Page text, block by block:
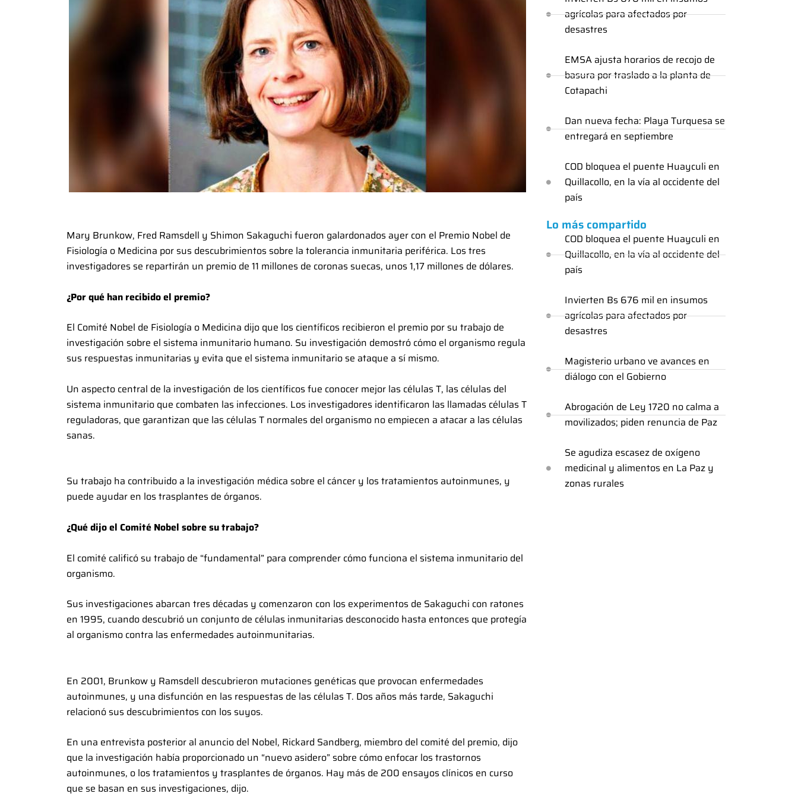
Mary Brunkow, Fred Ramsdell y Shimon Sakaguchi fueron galardonados ayer con el Premio Nobel de
Fisiología o Medicina por sus descubrimientos sobre la tolerancia inmunitaria periférica. Los tres
investigadores se repartirán un premio de 11 millones de coronas suecas, unos 1,17 millones de dólares.
¿Por qué han recibido el premio?
El Comité Nobel de Fisiología o Medicina dijo que los científicos recibieron el premio por su trabajo de
investigación sobre el sistema inmunitario humano. Su investigación demostró cómo el organismo regula
sus respuestas inmunitarias y evita que el sistema inmunitario se ataque a sí mismo.
Un aspecto central de la investigación de los científicos fue conocer mejor las células T, las células del
sistema inmunitario que combaten las infecciones. Los investigadores identificaron las llamadas células T
reguladoras, que garantizan que las células T normales del organismo no empiecen a atacar a las células
sanas.
Su trabajo ha contribuido a la investigación médica sobre el cáncer y los tratamientos autoinmunes, y
puede ayudar en los trasplantes de órganos.
¿Qué dijo el Comité Nobel sobre su trabajo?
El comité calificó su trabajo de “fundamental” para comprender cómo funciona el sistema inmunitario del
organismo.
Sus investigaciones abarcan tres décadas y comenzaron con los experimentos de Sakaguchi con ratones
en 1995, cuando descubrió un conjunto de células inmunitarias desconocido hasta entonces que protegía
al organismo contra las enfermedades autoinmunitarias.
En 2001, Brunkow y Ramsdell descubrieron mutaciones genéticas que provocan enfermedades
autoinmunes, y una disfunción en las respuestas de las células T. Dos años más tarde, Sakaguchi
relacionó sus descubrimientos con los suyos.
En una entrevista posterior al anuncio del Nobel, Rickard Sandberg, miembro del comité del premio, dijo
que la investigación había proporcionado un “nuevo asidero” sobre cómo enfocar los trastornos
autoinmunes, o los tratamientos y trasplantes de órganos. Hay más de 200 ensayos clínicos en curso
que se basan en sus investigaciones, dijo.
agrícolas para afectados por
desastres
EMSA ajusta horarios de recojo de
basura por traslado a la planta de
Cotapachi
Dan nueva fecha: Playa Turquesa se
entregará en septiembre
COD bloquea el puente Huayculi en
Quillacollo, en la vía al occidente del
país
Lo más compartido
COD bloquea el puente Huayculi en
Quillacollo, en la vía al occidente del
país
Invierten Bs 676 mil en insumos
agrícolas para afectados por
desastres
Magisterio urbano ve avances en
diálogo con el Gobierno
Abrogación de Ley 1720 no calma a
movilizados; piden renuncia de Paz
Se agudiza escasez de oxígeno
medicinal y alimentos en La Paz y
zonas rurales